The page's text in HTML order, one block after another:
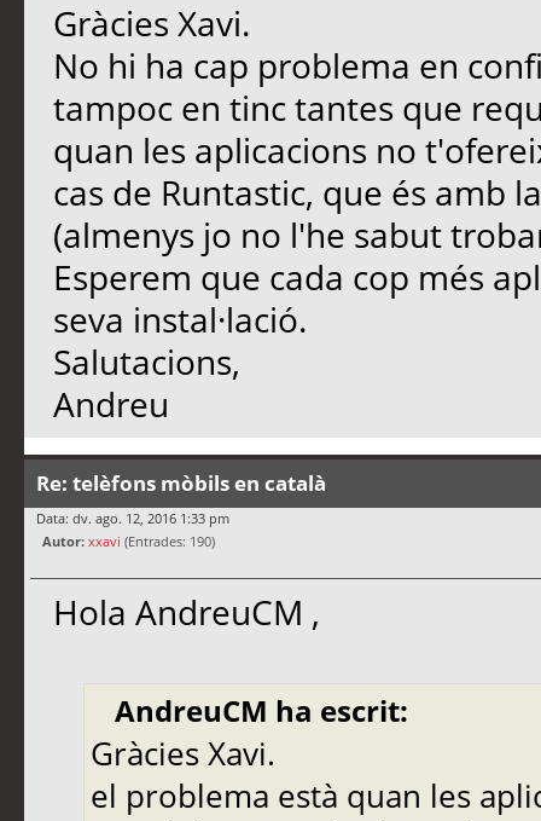
Gràcies Xavi.
No hi ha cap problema en
tampoc en tinc tantes que
quan les aplicacions no
cas de Runtastic, que és amb
(almenys jo no l'he sabut
Esperem que cada cop més
seva instal·lació.
Salutacions,
Andreu
Re: telèfons mòbils en català
Data: dv. ago. 12, 2016 1:33 pm
Autor: xxavi (Entrades: 190)
Hola AndreuCM ,
AndreuCM ha escrit:
Gràcies Xavi.
el problema està quan les